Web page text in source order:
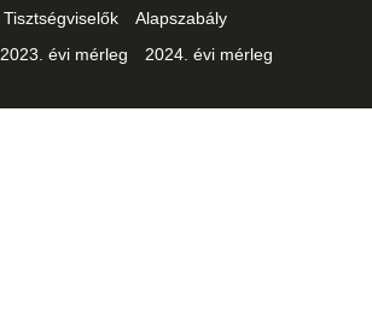
Tisztségviselők
Alapszabály
2023. évi mérleg
2024. évi mérleg